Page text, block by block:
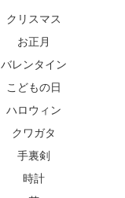
クリスマス
お正月
バレンタイン
こどもの日
ハロウィン
クワガタ
手裏剣
時計